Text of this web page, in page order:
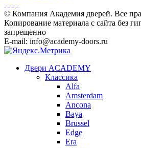
© Компания Академия дверей. Все
Копирование материала с сайта без
запрещенно
E-mail: info@academy-doors.ru
Двери ACADEMY
Классика
Alfa
Amsterdam
Ancona
Baya
Brussel
Edge
Era